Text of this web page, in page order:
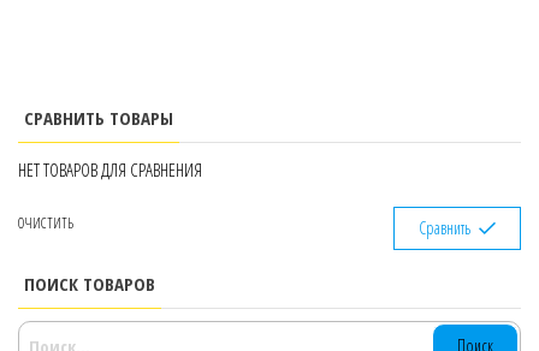
СРАВНИТЬ ТОВАРЫ
НЕТ ТОВАРОВ ДЛЯ СРАВНЕНИЯ
ОЧИСТИТЬ Сравнить
ПОИСК ТОВАРОВ
НАЙТИ: